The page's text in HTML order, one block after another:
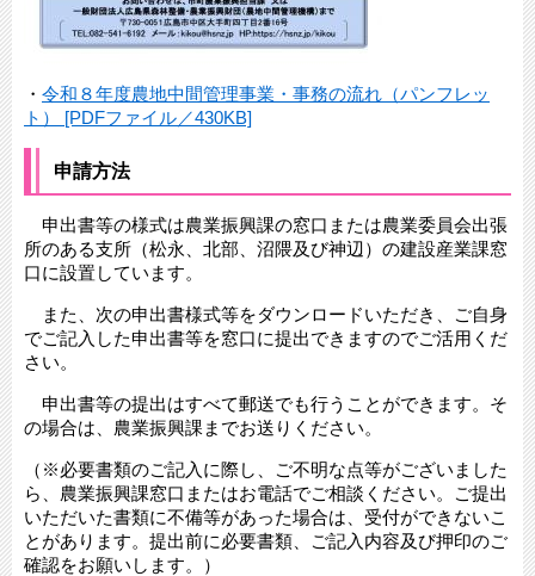
・ 令和８年度農地中間管理事業・事務の流れ（パンフレッ
ト） [PDFファイル／430KB]
申請方法
申出書等の様式は農業振興課の窓口または農業委員会出張
所のある支所（松永、北部、沼隈及び神辺）の建設産業課窓
口に設置しています。
また、次の申出書様式等をダウンロードいただき、ご自身
でご記入した申出書等を窓口に提出できますのでご活用くだ
さい。
申出書等の提出はすべて郵送でも行うことができます。そ
の場合は、農業振興課までお送りください。
（※必要書類のご記入に際し、ご不明な点等がございました
ら、農業振興課窓口またはお電話でご相談ください。ご提出
いただいた書類に不備等があった場合は、受付ができないこ
とがあります。提出前に必要書類、ご記入内容及び押印のご
確認をお願いします。）